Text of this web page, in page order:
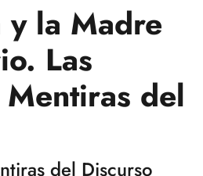
y la Madre
Las
Mentiras del
del Discurso